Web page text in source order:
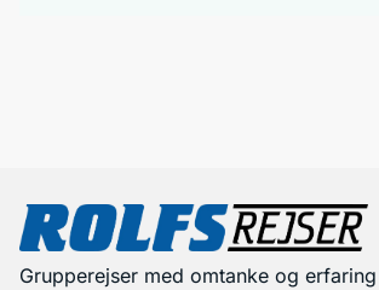
Grupperejser med omtanke og